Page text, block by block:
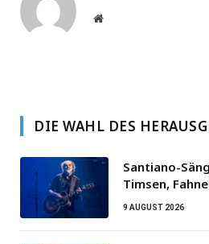
Website
DIE WAHL DES
Santiano-
Timsen,
9 AUGUST 2026